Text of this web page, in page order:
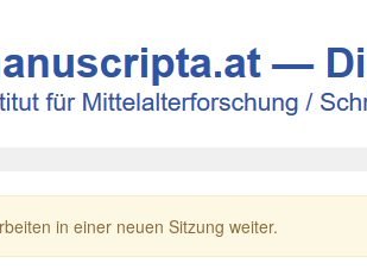
in einer neuen Sitzung weiter.